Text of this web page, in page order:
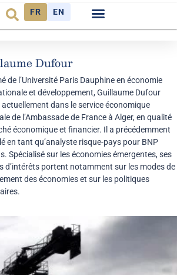
FR EN
Dufour
de l’Université Paris Dauphine en économie
et développement, Guillaume Dufour
actuellement dans le service économique
de l’Ambassade de France à Alger, en qualité
économique et financier. Il a précédemment
en tant qu’analyste risque-pays pour BNP
Spécialisé sur les économies émergentes, ses
d’intérêts portent notamment sur les modes de
des économies et sur les politiques